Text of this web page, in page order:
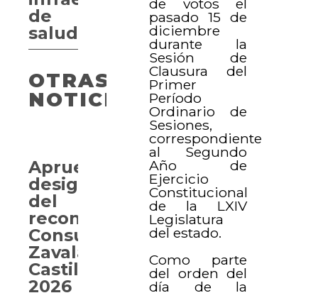
pasado 15 de
diciembre
durante la
Sesión de
Clausura del
Primer
Período
Ordinario de
Sesiones,
correspondiente
al Segundo
Año de
Ejercicio
Constitucional
de la LXIV
Legislatura
del estado.
Como parte
del orden del
día de la
de
salud
OTRAS
NOTICIAS
Aprueban
designación
del
reconocimiento
Consuelo
Zavala
Castillo
2026